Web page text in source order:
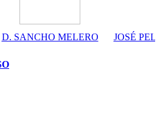
D. SANCHO MELERO
JOSÉ